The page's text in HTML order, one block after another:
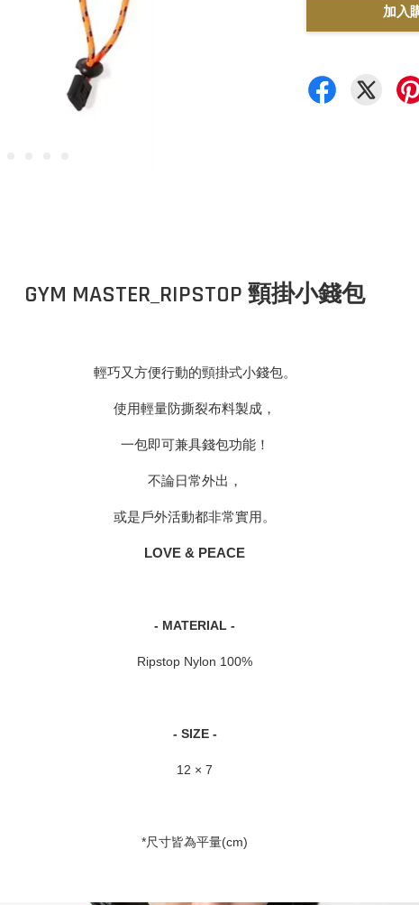
加入
GYM MASTER_RIPSTOP 頸掛小錢包
輕巧又方便行動的頸掛式小錢包。
使用輕量防撕裂布料製成，
一包即可兼具錢包功能！
不論日常外出，
或是戶外活動都非常實用。
LOVE & PEACE
- MATERIAL -
Ripstop Nylon 100%
- SIZE -
12 × 7
*尺寸皆為平量(cm)